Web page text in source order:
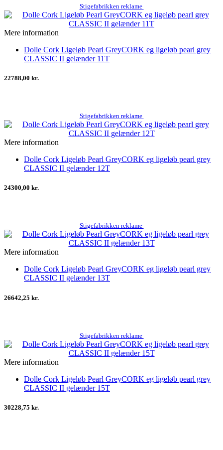
Stigefabrikken reklame
Mere information
Dolle Cork Ligeløb Pearl GreyCORK eg ligeløb pearl grey
CLASSIC II gelænder 11T
22788,00 kr.
Stigefabrikken reklame
Mere information
Dolle Cork Ligeløb Pearl GreyCORK eg ligeløb pearl grey
CLASSIC II gelænder 12T
24300,00 kr.
Stigefabrikken reklame
Mere information
Dolle Cork Ligeløb Pearl GreyCORK eg ligeløb pearl grey
CLASSIC II gelænder 13T
26642,25 kr.
Stigefabrikken reklame
Mere information
Dolle Cork Ligeløb Pearl GreyCORK eg ligeløb pearl grey
CLASSIC II gelænder 15T
30228,75 kr.